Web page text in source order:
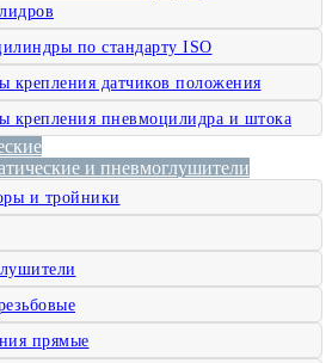
по стандарту ISO
крепления датчиков положения
крепления пневмоцилидра и штока
и пневмоглушители
и тройники
прямые